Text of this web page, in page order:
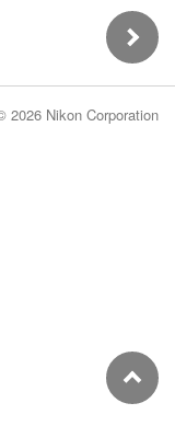
2026 Nikon Corporation